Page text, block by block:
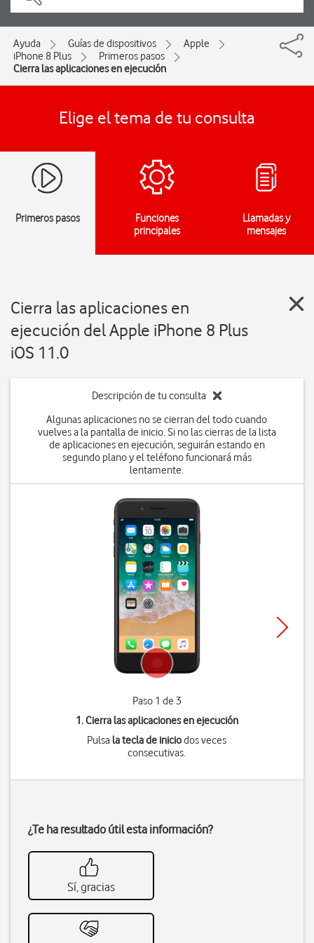
Ayuda Guías de dispositivos
Apple
iPhone 8 Plus
Primeros pasos
Cierra las aplicaciones en ejecución
Elige el tema de tu consulta
Primeros pasos
Funciones
principales
Llamadas y
mensajes
Cierra las aplicaciones en
ejecución del Apple iPhone 8 Plus
iOS 11.0
Descripción de tu consulta
Algunas aplicaciones no se cierran del todo cuando
vuelves a la pantalla de inicio. Si no las cierras de la lista
de aplicaciones en ejecución, seguirán estando en
segundo plano y el teléfono funcionará más
lentamente.
Paso 1 de 3
1. Cierra las aplicaciones en ejecución
Pulsa la tecla de iniciodos veces
consecutivas.
¿Te ha resultado útil esta información?
Sí, gracias